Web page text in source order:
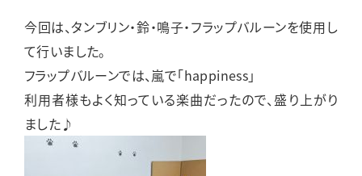
今回は、タンブリン・鈴・鳴子・フラップバルーンを使用し
て行いました。
フラップバルーンでは、嵐で「happiness」
利用者様もよく知っている楽曲だったので、盛り上がり
ました♪